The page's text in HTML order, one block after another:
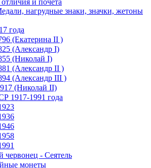
нагрудные знаки, значки, жетоны
года
(Екатерина II )
(Александр I)
(Николай I)
(Александр II )
(Александр III )
(Николай II)
1917-1991 года
червонец - Сеятель
монеты